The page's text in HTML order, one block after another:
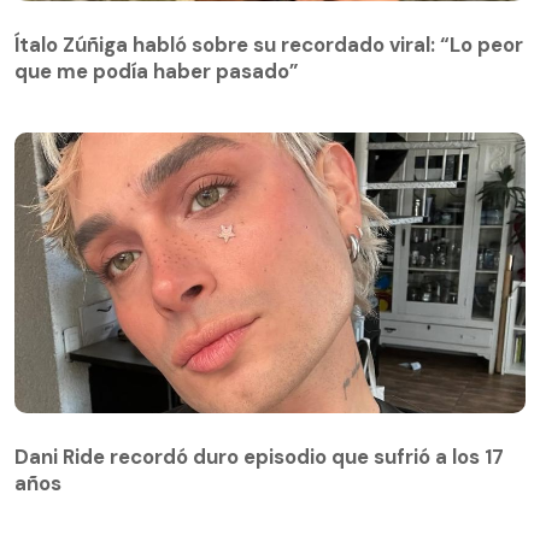
Ítalo Zúñiga habló sobre su recordado viral: “Lo peor
que me podía haber pasado”
Dani Ride recordó duro episodio que sufrió a los 17
años